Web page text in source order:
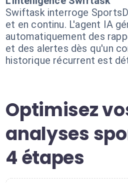
Swiftask interroge
et en continu. L'agent IA
automatiquement des
et des alertes dès qu'un
historique récurrent est
Optimisez
analyses
4 étapes